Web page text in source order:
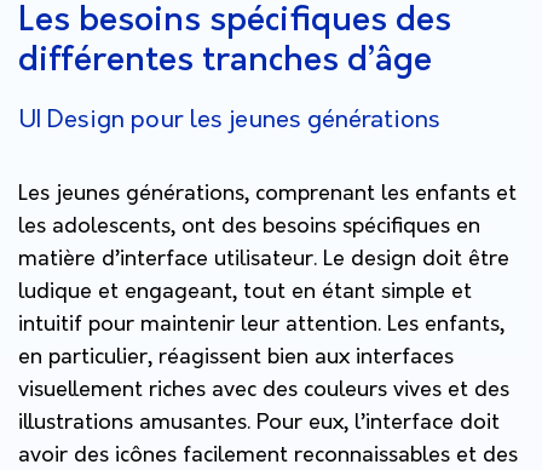
Les besoins spécifiques des
différentes tranches d’âge
UI Design pour les jeunes générations
Les jeunes générations, comprenant les enfants et
les adolescents, ont des besoins spécifiques en
matière d’interface utilisateur. Le design doit être
ludique et engageant, tout en étant simple et
intuitif pour maintenir leur attention. Les enfants,
en particulier, réagissent bien aux interfaces
visuellement riches avec des couleurs vives et des
illustrations amusantes. Pour eux, l’interface doit
avoir des icônes facilement reconnaissables et des